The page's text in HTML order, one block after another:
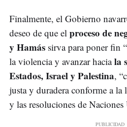
Finalmente, el Gobierno
deseo de que el proceso de
y Hamás sirva para poner fin
la violencia y avanzar haciala
Estados, Israel y Palestina,
justa y duradera conforme a
y las resoluciones de Naciones